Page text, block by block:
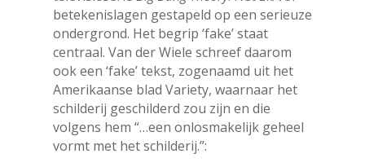
betekenislagen gestapeld op een serieuze
ondergrond. Het begrip ‘fake’ staat
centraal. Van der Wiele schreef daarom
ook een ‘fake’ tekst, zogenaamd uit het
Amerikaanse blad Variety, waarnaar het
schilderij geschilderd zou zijn en die
volgens hem “…een onlosmakelijk geheel
vormt met het schilderij.”: